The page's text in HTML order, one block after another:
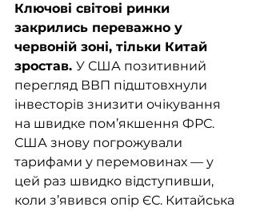
Ключові світові ринки
закрились переважно у
червоній зоні, тільки Китай
зростав. У США позитивний
перегляд ВВП підштовхнули
інвесторів знизити очікування
на швидке пом’якшення ФРС.
США знову погрожували
тарифами у перемовинах — у
цей раз швидко відступивши,
коли з’явився опір ЄС. Китайська